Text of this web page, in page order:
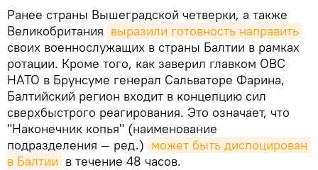
Ранее страны Вышеградской четверки, а также
Великобритания выразили готовность направить
своих военнослужащих в страны Балтии в рамках
ротации. Кроме того, как заверил главком ОВС
НАТО в Брунсуме генерал Сальваторе Фарина,
Балтийский регион входит в концепцию сил
сверхбыстрого реагирования. Это означает, что
"Наконечник копья" (наименование
подразделения — ред.) может быть дислоцирован
в Балтии в течение 48 часов.